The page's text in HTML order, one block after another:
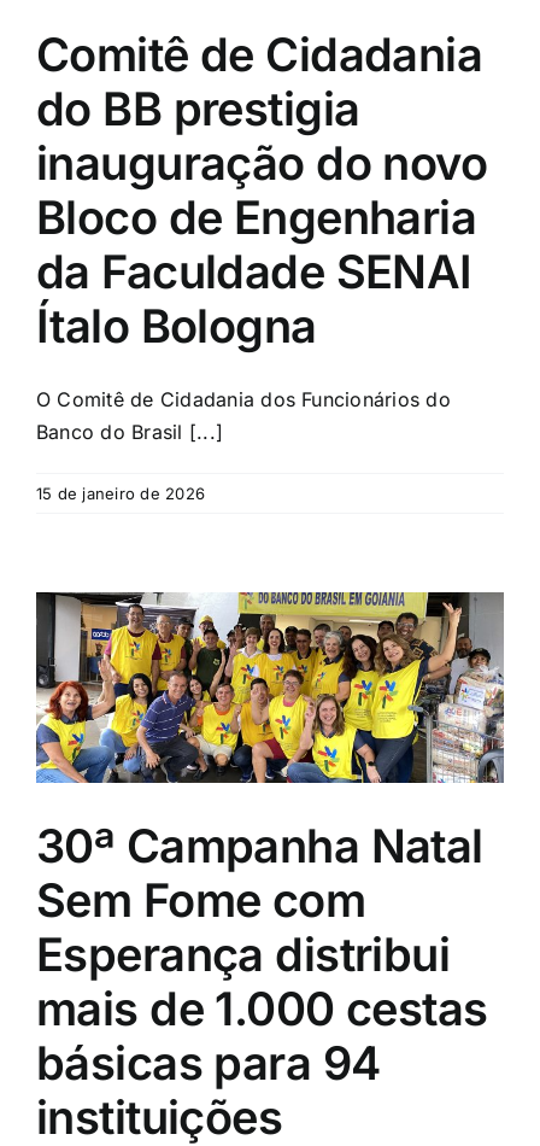
Comitê de Cidadania
do BB prestigia
inauguração do novo
Bloco de Engenharia
da Faculdade SENAI
Ítalo Bologna
O Comitê de Cidadania dos Funcionários do
Banco do Brasil [...]
15 de janeiro de 2026
30ª Campanha Natal
Sem Fome com
Esperança distribui
mais de 1.000 cestas
básicas para 94
instituições